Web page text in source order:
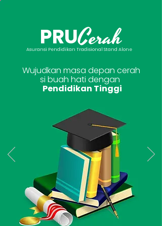
PRUCerah
Asuransi Pendidikan Tradisional Stand Alone
Wujudkan masa depan cerah
si buah hati dengan
Pendidikan Tinggi